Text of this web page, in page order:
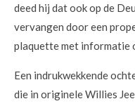
deed hij dat ook op de
vervangen door een
plaquette met informatie
Een indrukwekkende
die in originele Willies